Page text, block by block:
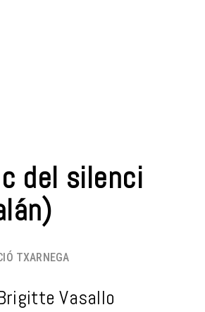
del silenci
TXARNEGA
Vasallo